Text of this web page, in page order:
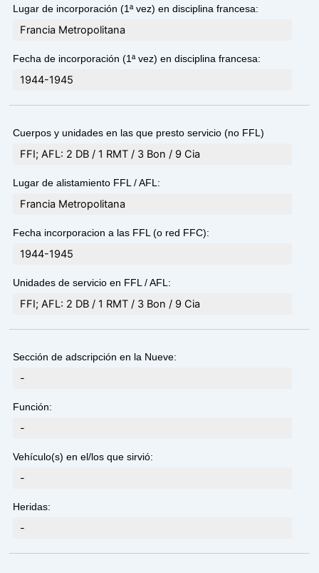
Lugar de incorporación (1ª vez) en disciplina francesa:
Francia Metropolitana
Fecha de incorporación (1ª vez) en disciplina francesa:
1944-1945
Cuerpos y unidades en las que presto servicio (no FFL)
FFI; AFL: 2 DB / 1 RMT / 3 Bon / 9 Cia
Lugar de alistamiento FFL / AFL:
Francia Metropolitana
Fecha incorporacion a las FFL (o red FFC):
1944-1945
Unidades de servicio en FFL / AFL:
FFI; AFL: 2 DB / 1 RMT / 3 Bon / 9 Cia
Sección de adscripción en la Nueve:
-
Función:
-
Vehículo(s) en el/los que sirvió:
-
Heridas:
-